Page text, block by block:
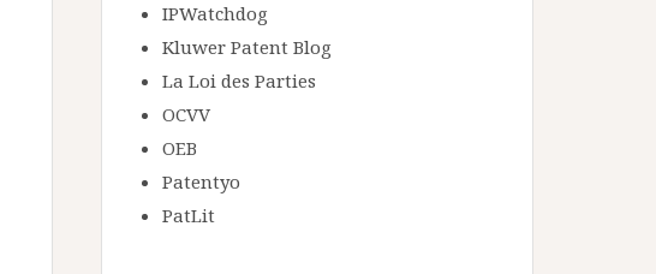
IPWatchdog
Kluwer Patent Blog
La Loi des Parties
OCVV
OEB
Patentyo
PatLit